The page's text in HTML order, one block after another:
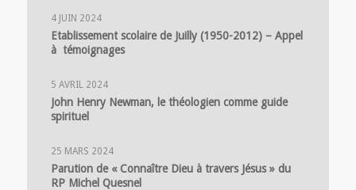
4 JUIN 2024
Etablissement scolaire de Juilly (1950-2012) – Appel
à témoignages
5 AVRIL 2024
John Henry Newman, le théologien comme guide
spirituel
25 MARS 2024
Parution de « Connaître Dieu à travers Jésus » du
RP Michel Quesnel